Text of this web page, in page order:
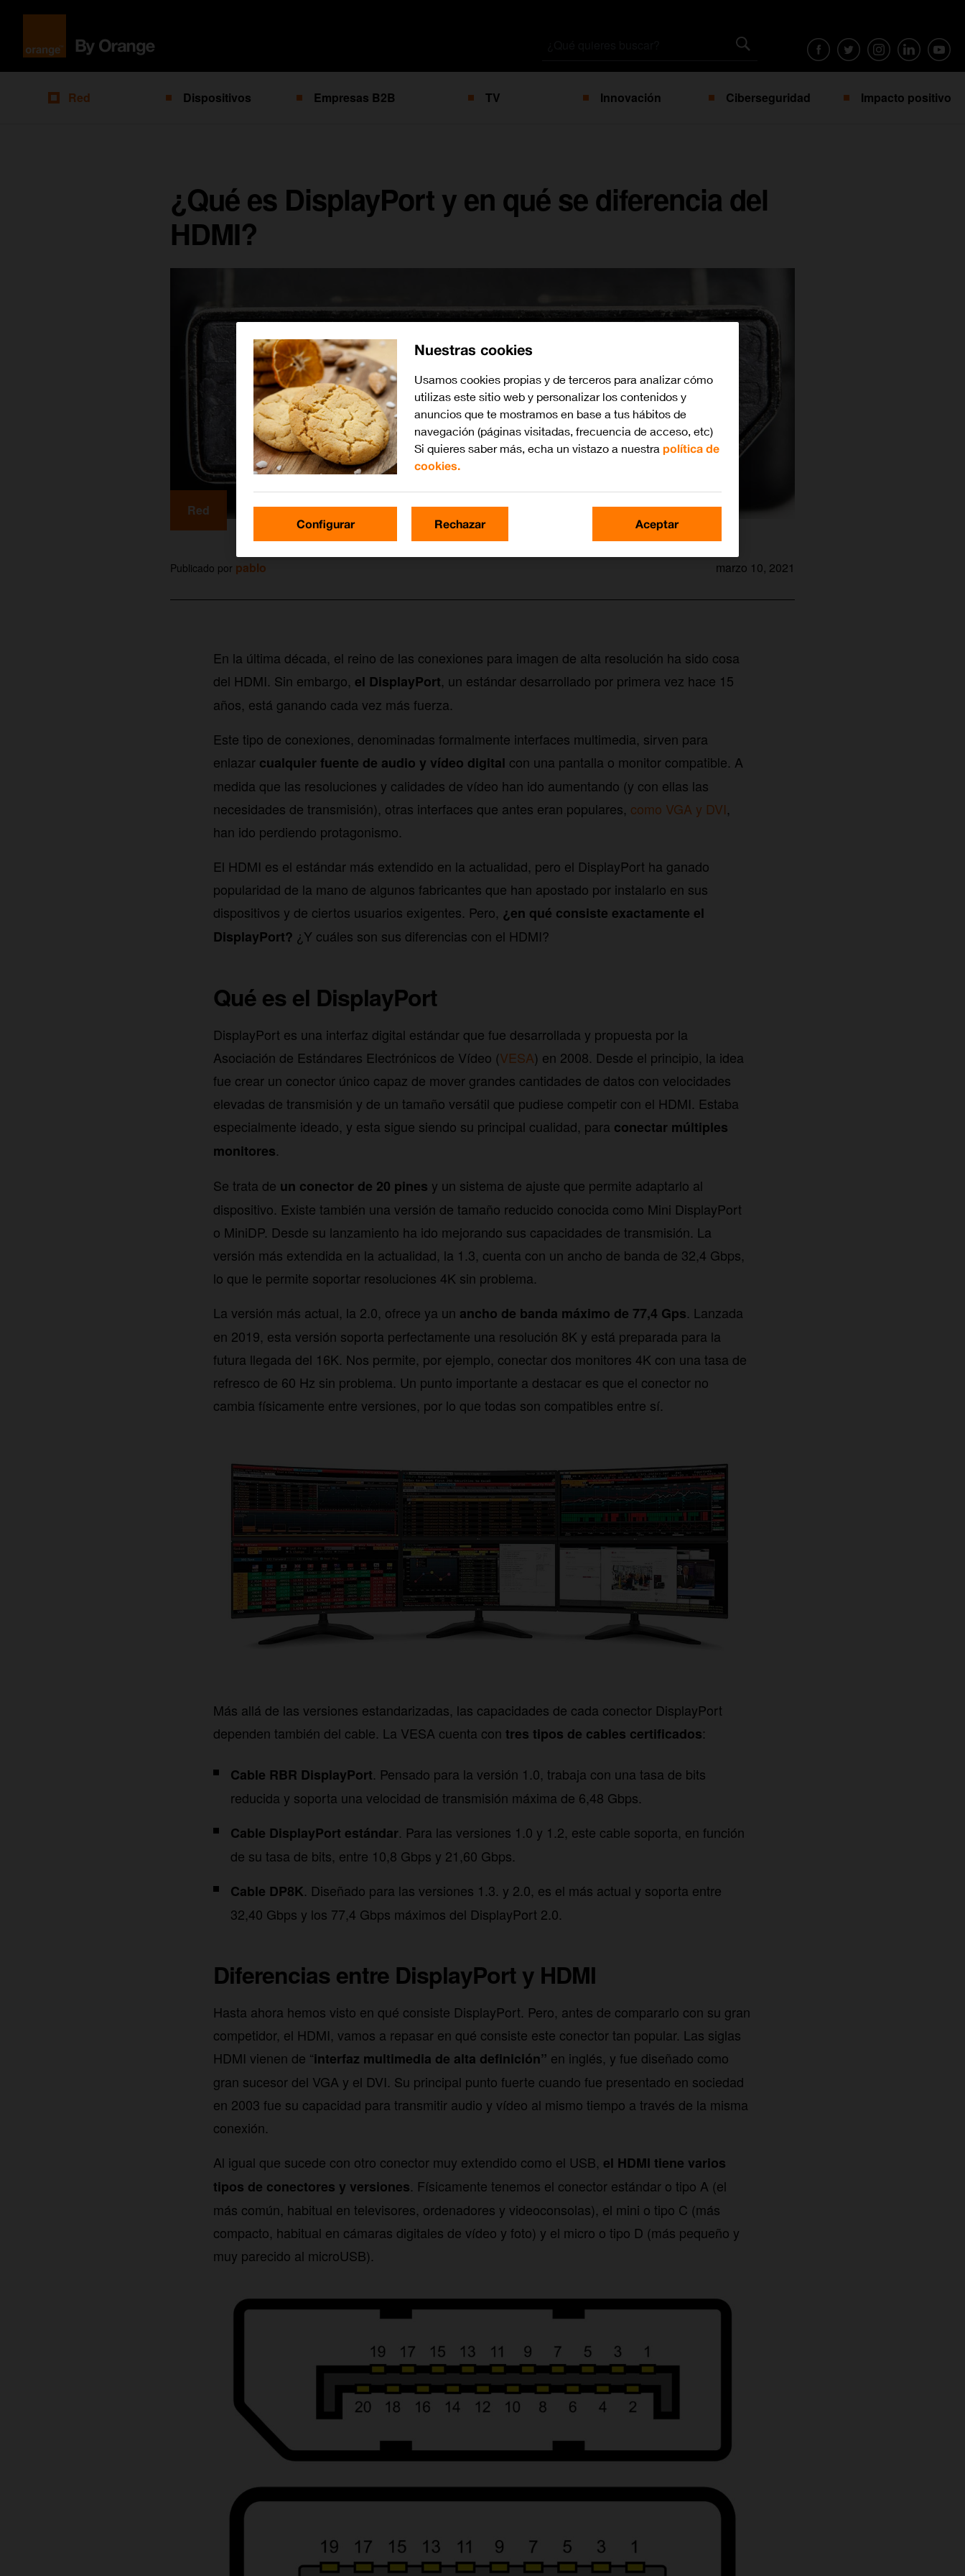
Red Dispositivos Empresas B2B TV Innovación Ciberseguridad Impacto positivo
¿Qué es DisplayPort y en qué se diferencia del
HDMI?
Red
Publicado por pablo marzo 10, 2021
En la última década, el reino de las conexiones para imagen de alta resolución ha sido cosa
del HDMI. Sin embargo, el DisplayPort, un estándar desarrollado por primera vez hace 15
años, está ganando cada vez más fuerza.
Este tipo de conexiones, denominadas formalmente interfaces multimedia, sirven para
enlazar cualquier fuente de audio y vídeo digital con una pantalla o monitor compatible. A
medida que las resoluciones y calidades de vídeo han ido aumentando (y con ellas las
necesidades de transmisión), otras interfaces que antes eran populares, como VGA y DVI,
han ido perdiendo protagonismo.
El HDMI es el estándar más extendido en la actualidad, pero el DisplayPort ha ganado
popularidad de la mano de algunos fabricantes que han apostado por instalarlo en sus
dispositivos y de ciertos usuarios exigentes. Pero, ¿en qué consiste exactamente el
DisplayPort? ¿Y cuáles son sus diferencias con el HDMI?
Qué es el DisplayPort
DisplayPort es una interfaz digital estándar que fue desarrollada y propuesta por la
Asociación de Estándares Electrónicos de Vídeo (VESA) en 2008. Desde el principio, la idea
fue crear un conector único capaz de mover grandes cantidades de datos con velocidades
elevadas de transmisión y de un tamaño versátil que pudiese competir con el HDMI. Estaba
especialmente ideado, y esta sigue siendo su principal cualidad, para conectar múltiples
monitores.
Se trata de un conector de 20 pines y un sistema de ajuste que permite adaptarlo al
dispositivo. Existe también una versión de tamaño reducido conocida como Mini DisplayPort
o MiniDP. Desde su lanzamiento ha ido mejorando sus capacidades de transmisión. La
versión más extendida en la actualidad, la 1.3, cuenta con un ancho de banda de 32,4 Gbps,
lo que le permite soportar resoluciones 4K sin problema.
La versión más actual, la 2.0, ofrece ya un ancho de banda máximo de 77,4 Gps. Lanzada
en 2019, esta versión soporta perfectamente una resolución 8K y está preparada para la
futura llegada del 16K. Nos permite, por ejemplo, conectar dos monitores 4K con una tasa de
refresco de 60 Hz sin problema. Un punto importante a destacar es que el conector no
cambia físicamente entre versiones, por lo que todas son compatibles entre sí.
Más allá de las versiones estandarizadas, las capacidades de cada conector DisplayPort
dependen también del cable. La VESA cuenta con tres tipos de cables certificados:
Cable RBR DisplayPort. Pensado para la versión 1.0, trabaja con una tasa de bits
reducida y soporta una velocidad de transmisión máxima de 6,48 Gbps.
Cable DisplayPort estándar. Para las versiones 1.0 y 1.2, este cable soporta, en función
de su tasa de bits, entre 10,8 Gbps y 21,60 Gbps.
Cable DP8K. Diseñado para las versiones 1.3. y 2.0, es el más actual y soporta entre
32,40 Gbps y los 77,4 Gbps máximos del DisplayPort 2.0.
Diferencias entre DisplayPort y HDMI
Hasta ahora hemos visto en qué consiste DisplayPort. Pero, antes de compararlo con su gran
competidor, el HDMI, vamos a repasar en qué consiste este conector tan popular. Las siglas
HDMI vienen de “interfaz multimedia de alta definición” en inglés, y fue diseñado como
gran sucesor del VGA y el DVI. Su principal punto fuerte cuando fue presentado en sociedad
en 2003 fue su capacidad para transmitir audio y vídeo al mismo tiempo a través de la misma
conexión.
Al igual que sucede con otro conector muy extendido como el USB, el HDMI tiene varios
tipos de conectores y versiones. Físicamente tenemos el conector estándar o tipo A (el
más común, habitual en televisores, ordenadores y videoconsolas), el mini o tipo C (más
compacto, habitual en cámaras digitales de vídeo y foto) y el micro o tipo D (más pequeño y
muy parecido al microUSB).
Nuestras cookies
Usamos cookies propias y de terceros para analizar cómo
utilizas este sitio web y personalizar los contenidos y
anuncios que te mostramos en base a tus hábitos de
navegación (páginas visitadas, frecuencia de acceso, etc)
Si quieres saber más, echa un vistazo a nuestra política de
cookies.
Configurar Rechazar Aceptar